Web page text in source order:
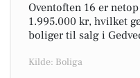
Oventoften 16 er
1.995.000 kr, hvilket
boliger til salg i
Kilde: Boliga